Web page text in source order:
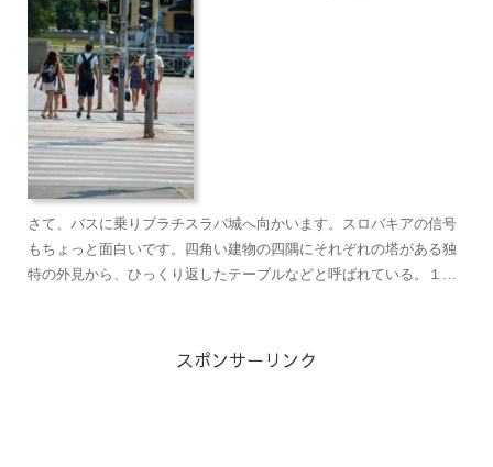
さて、バスに乗りブラチスラバ城へ向かいます。スロバキアの信号
もちょっと面白いです。四角い建物の四隅にそれぞれの塔がある独
特の外見から、ひっくり返したテーブルなどと呼ばれている。１２
スポンサーリンク